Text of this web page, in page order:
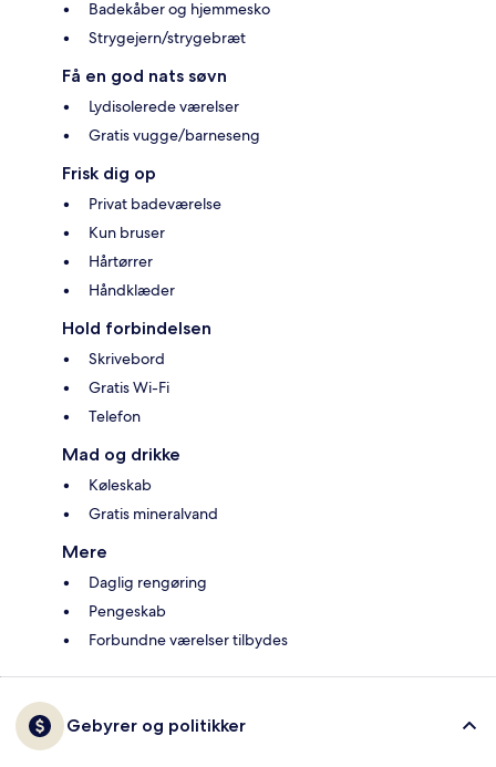
Badekåber og hjemmesko
Strygejern/strygebræt
Få en god nats søvn
Lydisolerede værelser
Gratis vugge/barneseng
Frisk dig op
Privat badeværelse
Kun bruser
Hårtørrer
Håndklæder
Hold forbindelsen
Skrivebord
Gratis Wi-Fi
Telefon
Mad og drikke
Køleskab
Gratis mineralvand
Mere
Daglig rengøring
Pengeskab
Forbundne værelser tilbydes
Gebyrer og politikker